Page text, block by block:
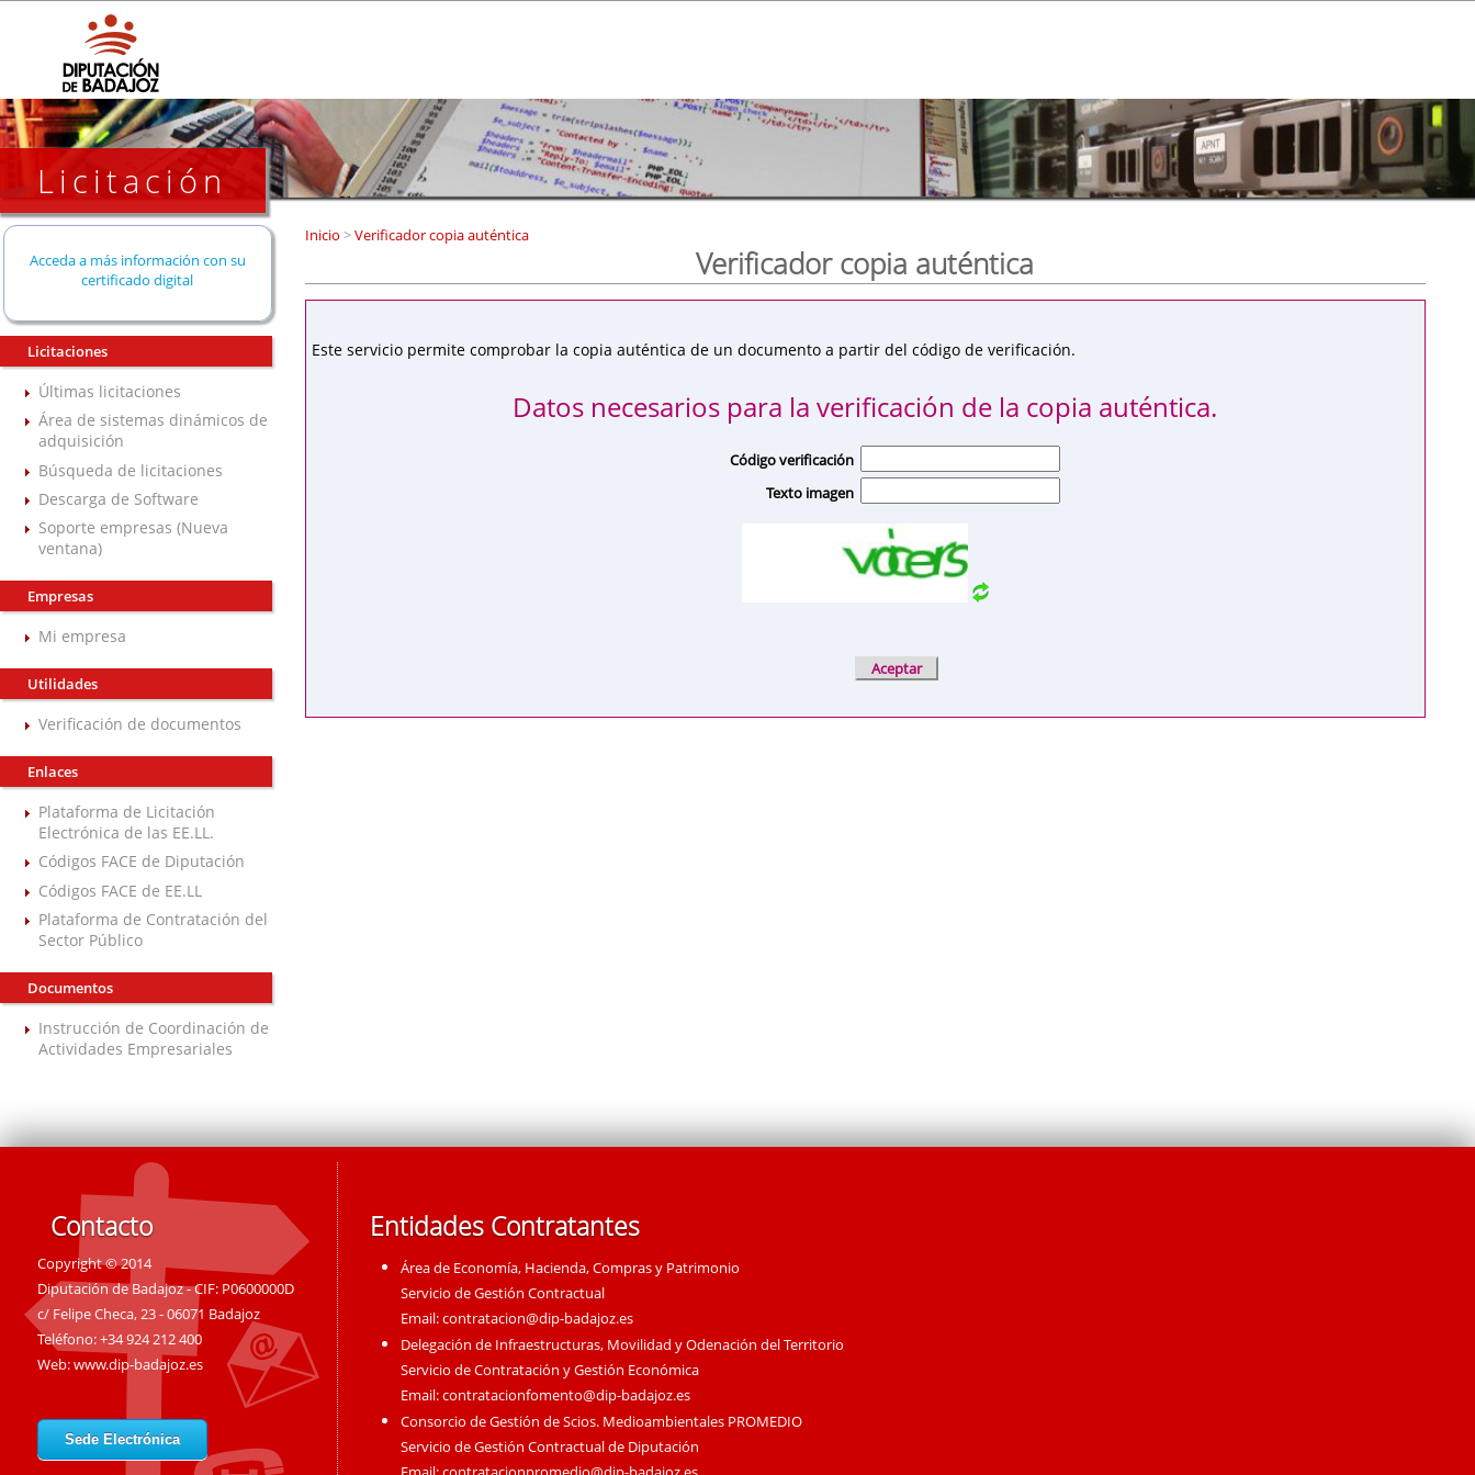
Licitación
Acceda a más información con su
certificado digital
Licitaciones
Últimas licitaciones
Área de sistemas dinámicos de
adquisición
Búsqueda de licitaciones
Descarga de Software
Soporte empresas (Nueva
ventana)
Empresas
Mi empresa
Utilidades
Verificación de documentos
Enlaces
Plataforma de Licitación
Electrónica de las EE.LL.
Códigos FACE de Diputación
Códigos FACE de EE.LL
Plataforma de Contratación del
Sector Público
Documentos
Instrucción de Coordinación de
Actividades Empresariales
Inicio >Verificador copia auténtica
Verificador copia auténtica
Este servicio permite comprobar la copia auténtica de un documento a partir del código de verificación.
Datos necesarios para la verificación de la copia auténtica.
Código verificación
Texto imagen
Contacto
Copyright © 2014
Diputación de Badajoz - CIF: P0600000D
c/ Felipe Checa, 23 - 06071 Badajoz
Teléfono: +34 924 212 400
Web:www.dip-badajoz.es
Sede Electrónica
Entidades Contratantes
Área de Economía, Hacienda, Compras y Patrimonio
Servicio de Gestión Contractual
Email:contratacion@dip-badajoz.es
Delegación de Infraestructuras, Movilidad y Odenación del Territorio
Servicio de Contratación y Gestión Económica
Email:contratacionfomento@dip-badajoz.es
Consorcio de Gestión de Scios. Medioambientales PROMEDIO
Servicio de Gestión Contractual de Diputación